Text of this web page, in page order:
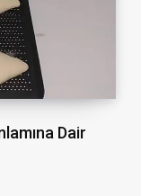
Dair